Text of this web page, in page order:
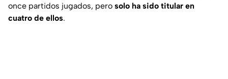
once partidos jugados, pero solo ha sido titular en
cuatro de ellos.